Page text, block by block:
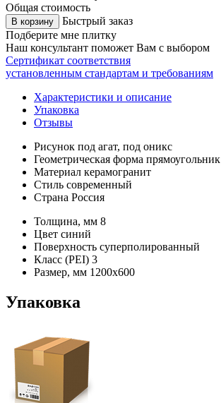
Общая стоимость
В корзину
Быстрый заказ
Подберите мне плитку
Наш консультант поможет Вам с выбором
Сертификат соответствия
установленным стандартам и требованиям
Характеристики и описание
Упаковка
Отзывы
Рисунок под агат, под оникс
Геометрическая форма прямоугольник
Материал керамогранит
Стиль современный
Страна Россия
Толщина, мм 8
Цвет синий
Поверхность суперполированный
Класс (PEI) 3
Размер, мм 1200х600
Упаковка